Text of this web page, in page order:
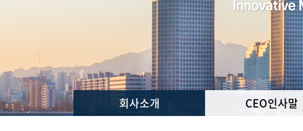
회사소개 CEO인사말